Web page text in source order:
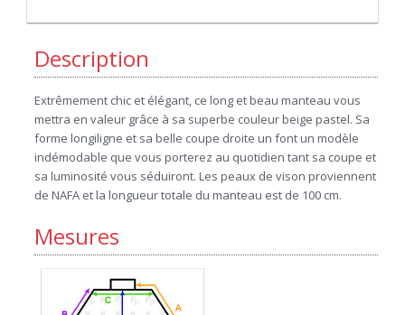
Description
Extrêmement chic et élégant, ce long et beau manteau vous
mettra en valeur grâce à sa superbe couleur beige pastel. Sa
forme longiligne et sa belle coupe droite un font un modèle
indémodable que vous porterez au quotidien tant sa coupe et
sa luminosité vous séduiront. Les peaux de vison proviennent
de NAFA et la longueur totale du manteau est de 100 cm.
Mesures